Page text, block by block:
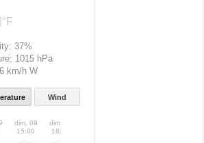
°F
37%
1015 hPa
6 km/h W
Wind
dim, 09
15:00
dim, 09
18:00